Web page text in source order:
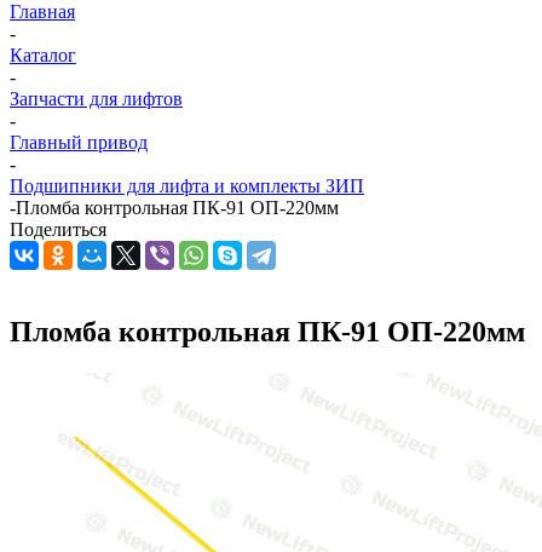
Главная
-
Каталог
-
Запчасти для лифтов
-
Главный привод
-
Подшипники для лифта и комплекты ЗИП
-Пломба контрольная ПК-91 ОП-220мм
Поделиться
Пломба контрольная ПК-91 ОП-220мм